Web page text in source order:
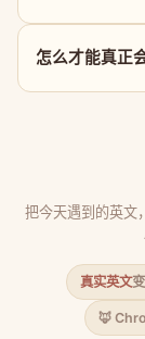
怎么才能真正
把今天遇到的英文
真实英文
🦊